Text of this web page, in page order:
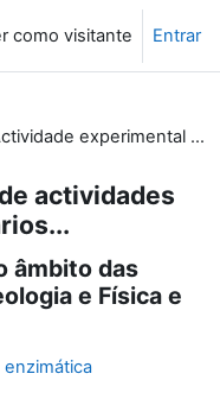
como visitante Entrar
Actividade experimental no âmbito das disciplinas de Biologia e Geologia e Física e Química A 11º Ano
actividades
âmbito das
e Física e